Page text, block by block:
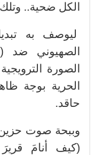
الكل ضحية..
ليوصف به
الصهيوني ضد
الصورة
الحرية بوجة
حاقد.
وببحة صوت
(كيف أنامَ